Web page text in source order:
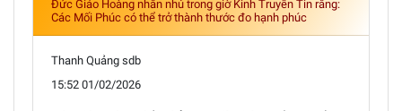
Đức Giáo Hoàng nhắn nhủ trong giờ Kinh Truyền Tin rằng:
Các Mối Phúc có thể trở thành thước đo hạnh phúc
Thanh Quảng sdb
15:52 01/02/2026